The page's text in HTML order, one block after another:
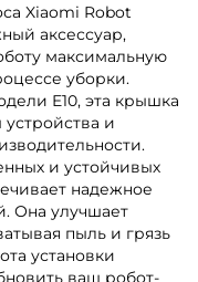
Xiaomi Robot
аксессуар,
максимальную
уборки.
E10, эта крышка
и
и устойчивых
надежное
Она улучшает
пыль и грязь
установки
ваш робот-